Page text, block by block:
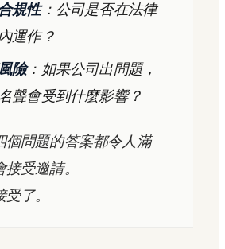
規性：公司是否在法律
運作？
險：如果公司出問題，
聲會受到什麼影響？
個問題的答案都令人滿
受邀請。
了。